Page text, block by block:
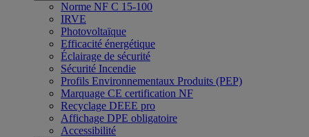
Norme NF C 15-100
IRVE
Photovoltaïque
Efficacité énergétique
Éclairage de sécurité
Sécurité Incendie
Profils Environnementaux Produits (PEP)
Marquage CE certification NF
Recyclage DEEE pro
Affichage DPE obligatoire
Accessibilité